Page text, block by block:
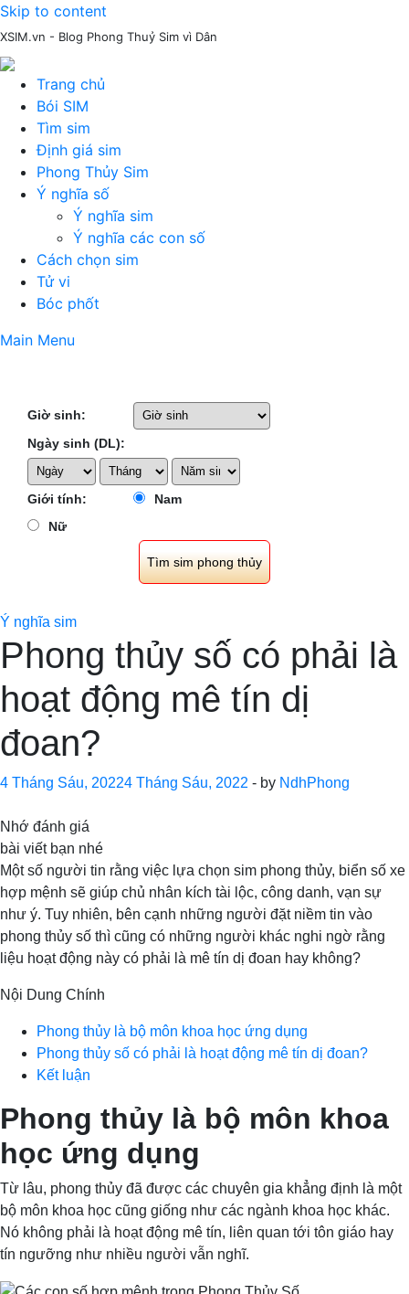
Skip to content
XSIM.vn - Blog Phong Thuỷ Sim vì Dân
Trang chủ
Bói SIM
Tìm sim
Định giá sim
Phong Thủy Sim
Ý nghĩa số
Ý nghĩa sim
Ý nghĩa các con số
Cách chọn sim
Tử vi
Bóc phốt
Main Menu
Giờ sinh:
Ngày sinh (DL):
Giới tính:
Nam
Nữ
Ý nghĩa sim
Phong thủy số có phải là
hoạt động mê tín dị
đoan?
4 Tháng Sáu, 20224 Tháng Sáu, 2022 - by NdhPhong
Nhớ đánh giá
bài viết bạn nhé
Một số người tin rằng việc lựa chọn sim phong thủy, biển số xe
hợp mệnh sẽ giúp chủ nhân kích tài lộc, công danh, vạn sự
như ý. Tuy nhiên, bên cạnh những người đặt niềm tin vào
phong thủy số thì cũng có những người khác nghi ngờ rằng
liệu hoạt động này có phải là mê tín dị đoan hay không?
Nội Dung Chính
Phong thủy là bộ môn khoa học ứng dụng
Phong thủy số có phải là hoạt động mê tín dị đoan?
Kết luận
Phong thủy là bộ môn khoa
học ứng dụng
Từ lâu, phong thủy đã được các chuyên gia khẳng định là một
bộ môn khoa học cũng giống như các ngành khoa học khác.
Nó không phải là hoạt động mê tín, liên quan tới tôn giáo hay
tín ngưỡng như nhiều người vẫn nghĩ.